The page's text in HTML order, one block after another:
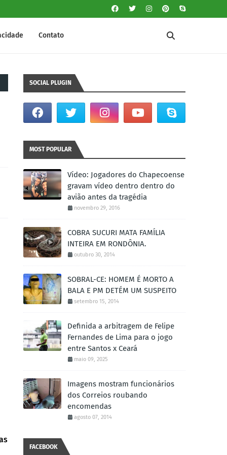
Contato
SOCIAL PLUGIN
MOST POPULAR
Vídeo: Jogadores do Chapecoense
gravam vídeo dentro dentro do
avião antes da tragédia
novembro 29, 2016
COBRA SUCURI MATA FAMÍLIA
INTEIRA EM RONDÔNIA.
outubro 30, 2014
SOBRAL-CE: HOMEM É MORTO A
BALA E PM DETÉM UM SUSPEITO
setembro 15, 2014
Definida a arbitragem de Felipe
Fernandes de Lima para o jogo
entre Santos x Ceará
maio 09, 2025
Imagens mostram funcionários
dos Correios roubando
encomendas
agosto 07, 2014
FACEBOOK